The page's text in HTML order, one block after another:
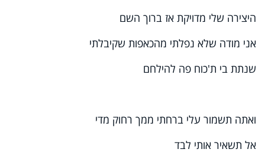
היצירה שלי מדויקת אז ברוך השם
אני מודה שלא נפלתי מהכאפות שקיבלתי
שנתת בי ת'כוח פה להילחם
ואתה תשמור עלי ברחתי ממך רחוק מדי
אל תשאיר אותי לבד